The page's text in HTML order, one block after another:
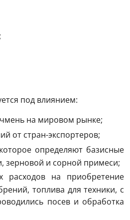
под влиянием:
на мировом рынке;
от стран-экспортеров;
определяют базисные
зерновой и сорной примеси;
расходов на приобретение
топлива для техники, с
посев и обработка